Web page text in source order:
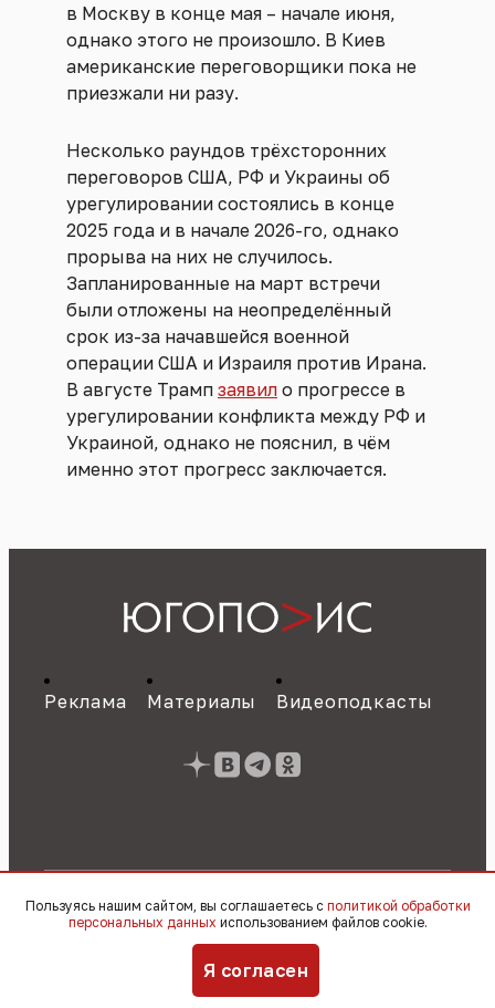
в Москву в конце мая – начале июня,
однако этого не произошло. В Киев
американские переговорщики пока не
приезжали ни разу.
Несколько раундов трёхсторонних
переговоров США, РФ и Украины об
урегулировании состоялись в конце
2025 года и в начале 2026-го, однако
прорыва на них не случилось.
Запланированные на март встречи
были отложены на неопределённый
срок из-за начавшейся военной
операции США и Израиля против Ирана.
В августе Трамп заявил о прогрессе в
урегулировании конфликта между РФ и
Украиной, однако не пояснил, в чём
именно этот прогресс заключается.
Реклама Материалы Видеоподкасты
Свидетельство о регистрации СМИ ЭЛ № ФС
обработке персональных данных
© 2010 – 2026, OOO «Югополис» / 16+
Пользуясь нашим сайтом, вы соглашаетесь с политикой обработки
персональных данных использованием файлов cookie.
Я согласен